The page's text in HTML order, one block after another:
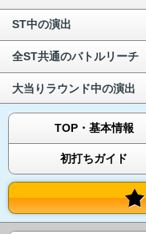
ST中の演出
全ST共通のバトルリーチ
大当りラウンド中の演出
TOP・基本情報
初打ちガイド